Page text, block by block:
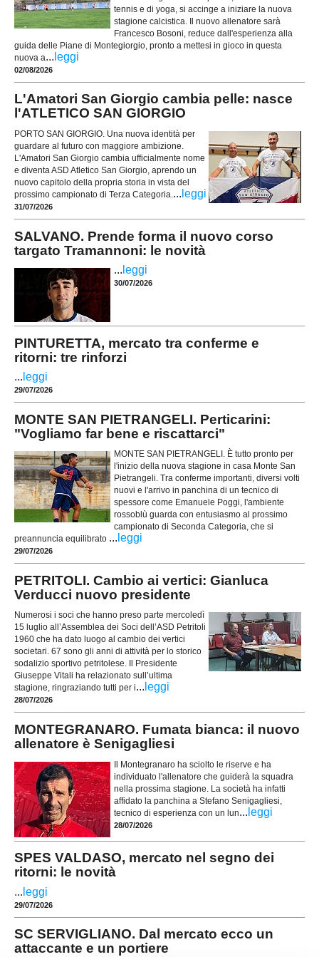
tennis e di yoga, si accinge a iniziare la nuova
stagione calcistica. Il nuovo allenatore sarà
Francesco Bosoni, reduce dall'esperienza alla
guida delle Piane di Montegiorgio, pronto a mettesi in gioco in questa
nuova a... leggi
02/08/2026
L'Amatori San Giorgio cambia pelle: nasce
l'ATLETICO SAN GIORGIO
PORTO SAN GIORGIO. Una nuova identità per
guardare al futuro con maggiore ambizione.
L'Amatori San Giorgio cambia ufficialmente nome
e diventa ASD Atletico San Giorgio, aprendo un
nuovo capitolo della propria storia in vista del
prossimo campionato di Terza Categoria.... leggi
31/07/2026
SALVANO. Prende forma il nuovo corso
targato Tramannoni: le novità
... leggi
30/07/2026
PINTURETTA, mercato tra conferme e
ritorni: tre rinforzi
... leggi
29/07/2026
MONTE SAN PIETRANGELI. Perticarini:
"Vogliamo far bene e riscattarci"
MONTE SAN PIETRANGELI. È tutto pronto per
l'inizio della nuova stagione in casa Monte San
Pietrangeli. Tra conferme importanti, diversi volti
nuovi e l'arrivo in panchina di un tecnico di
spessore come Emanuele Poggi, l'ambiente
rossoblù guarda con entusiasmo al prossimo
campionato di Seconda Categoria, che si
preannuncia equilibrato ... leggi
29/07/2026
PETRITOLI. Cambio ai vertici: Gianluca
Verducci nuovo presidente
Numerosi i soci che hanno preso parte mercoledì
15 luglio all’Assemblea dei Soci dell’ASD Petritoli
1960 che ha dato luogo al cambio dei vertici
societari. 67 sono gli anni di attività per lo storico
sodalizio sportivo petritolese. Il Presidente
Giuseppe Vitali ha relazionato sull’ultima
stagione, ringraziando tutti per i... leggi
28/07/2026
MONTEGRANARO. Fumata bianca: il nuovo
allenatore è Senigagliesi
Il Montegranaro ha sciolto le riserve e ha
individuato l'allenatore che guiderà la squadra
nella prossima stagione. La società ha infatti
affidato la panchina a Stefano Senigagliesi,
tecnico di esperienza con un lun... leggi
28/07/2026
SPES VALDASO, mercato nel segno dei
ritorni: le novità
... leggi
29/07/2026
SC SERVIGLIANO. Dal mercato ecco un
attaccante e un portiere